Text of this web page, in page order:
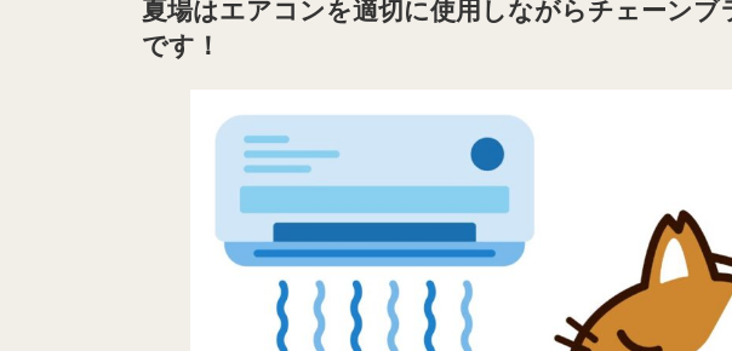
夏場はエアコンを適切に使用しながらチェーン
です！